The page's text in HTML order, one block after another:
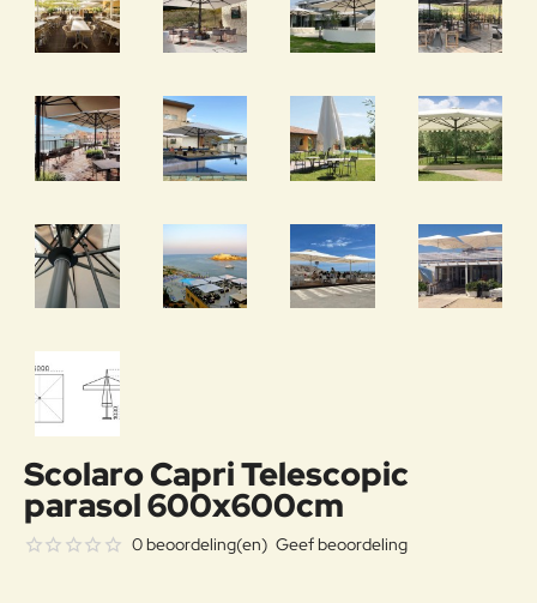
Scolaro Capri Telescopic
parasol 600x600cm
0 beoordeling(en) Geef beoordeling